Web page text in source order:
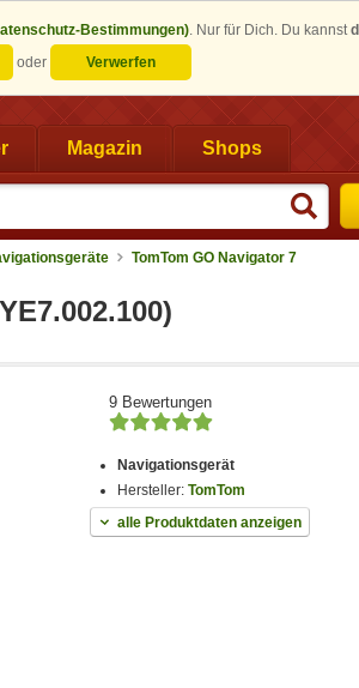
Bestimmungen). Nur für Dich. Du kannst
oder Verwerfen
Magazin Shops
TomTom GO Navigator 7
9 Bewertungen
Navigationsgerät
Hersteller:TomTom
alle Produktdaten anzeigen